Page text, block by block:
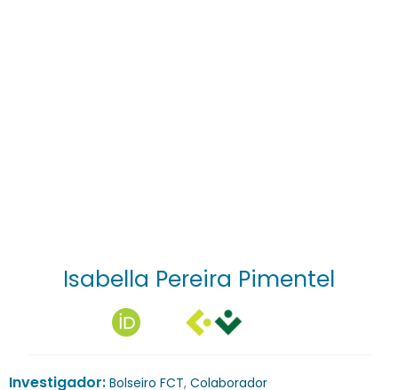
Isabella Pereira Pimentel
Investigador: Bolseiro FCT, Colaborador